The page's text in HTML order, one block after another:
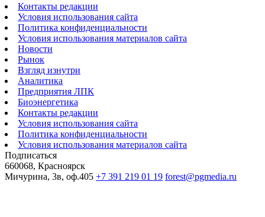
Контакты редакции
Условия использования сайта
Политика конфиденциальности
Условия использования материалов сайта
Новости
Рынок
Взгляд изнутри
Аналитика
Предприятия ЛПК
Биоэнергетика
Контакты редакции
Условия использования сайта
Политика конфиденциальности
Условия использования материалов сайта
Подписаться
660068, Красноярск
Мичурина, 3в, оф.405 +7 391 219 01 19 forest@pgmedia.ru